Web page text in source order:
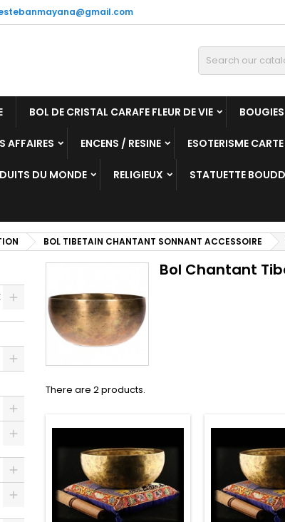
BOL DE CRISTAL CARAFE FLEUR DE VIE
AFFAIRES ENCENS / RESINE ESOTERISME
DU MONDE RELIGIEUX STATUETTE
BOL TIBETAIN CHANTANT SONNANT ACCESSOIRE
Bol Chantant
There are 2 products.